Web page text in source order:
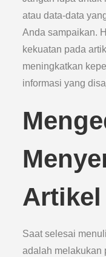
atau data-data
Anda sampaikan.
kekuatan pada
meningkatkan
informasi yang
Artikel
Saat selesai
adalah melakukan